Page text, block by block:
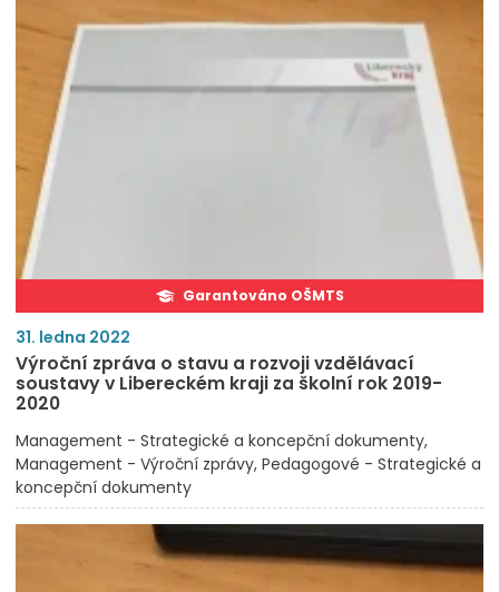
Garantováno OŠMTS
31. ledna 2022
Výroční zpráva o stavu a rozvoji vzdělávací
soustavy v Libereckém kraji za školní rok 2019-
2020
Management - Strategické a koncepční dokumenty
Management - Výroční zprávy Pedagogové - Strategické a
koncepční dokumenty